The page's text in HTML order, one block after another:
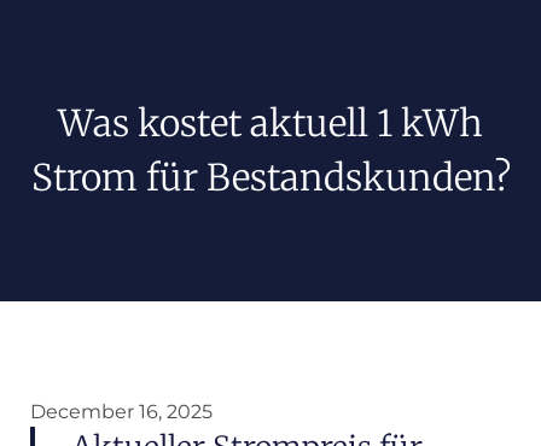
Was kostet aktuell 1 kWh
Strom für Bestandskunden?
December 16, 2025